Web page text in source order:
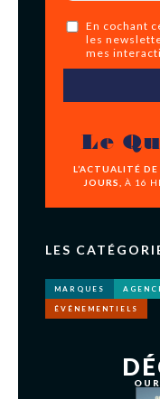
En cochant
les
mes
Le
L’ACTUALITÉ
JOURS,
À 16
LES
MARQUES
ÉVÉNEMENTIELS